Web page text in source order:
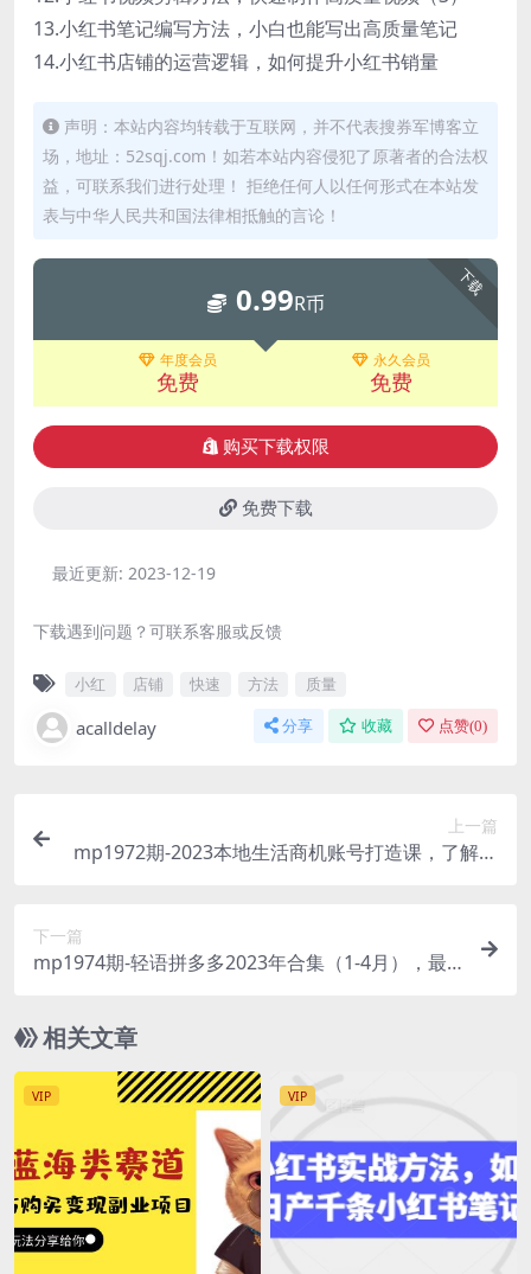
13.小红书笔记编写方法，小白也能写出高质量笔记
14.小红书店铺的运营逻辑，如何提升小红书销量
声明：本站内容均转载于互联网，并不代表搜券军博客立
场，地址：52sqj.com！如若本站内容侵犯了原著者的合法权
益，可联系我们进行处理！ 拒绝任何人以任何形式在本站发
表与中华人民共和国法律相抵触的言论！
下载
0.99R币
年度会员
免费
永久会员
免费
购买下载权限
免费下载
最近更新: 2023-12-19
下载遇到问题？可联系客服或反馈
小红 店铺 快速 方法 质量
acalldelay 分享 收藏 点赞(0)
上一篇
mp1972期-2023本地生活商机账号打造课，​了解本
下一篇
mp1974期-轻语拼多多2023年合集（1-4月），最
解及运营策略分析)
相关文章
VIP VIP